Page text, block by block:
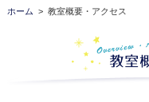
ホーム > 教室概要・アクセス